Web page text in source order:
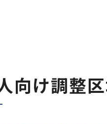
向け調整